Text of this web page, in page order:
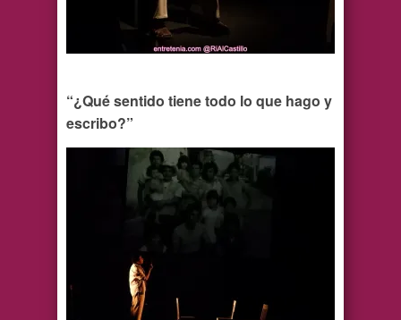
“¿Qué sentido tiene todo lo que hago y
escribo?”